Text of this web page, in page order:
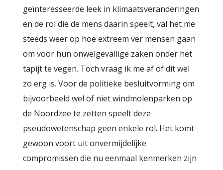
geïnteresseerde leek in klimaatsveranderingen
en de rol die de mens daarin speelt, val het me
steeds weer op hoe extreem ver mensen gaan
om voor hun onwelgevallige zaken onder het
tapijt te vegen. Toch vraag ik me af of dit wel
zo erg is. Voor de politieke besluitvorming om
bijvoorbeeld wel of niet windmolenparken op
de Noordzee te zetten speelt deze
pseudowetenschap geen enkele rol. Het komt
gewoon voort uit onvermijdelijke
compromissen die nu eenmaal kenmerken zijn